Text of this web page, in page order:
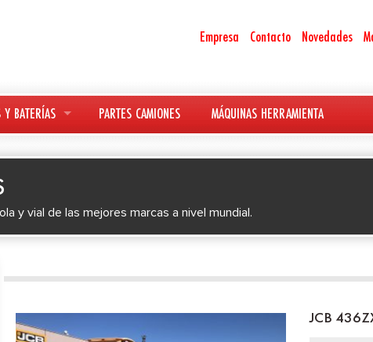
Empresa Contacto Novedades
Y BATERÍAS
PARTES CAMIONES MÁQUINAS HERRAMIENTA
y vial de las mejores marcas a nivel mundial.
JCB